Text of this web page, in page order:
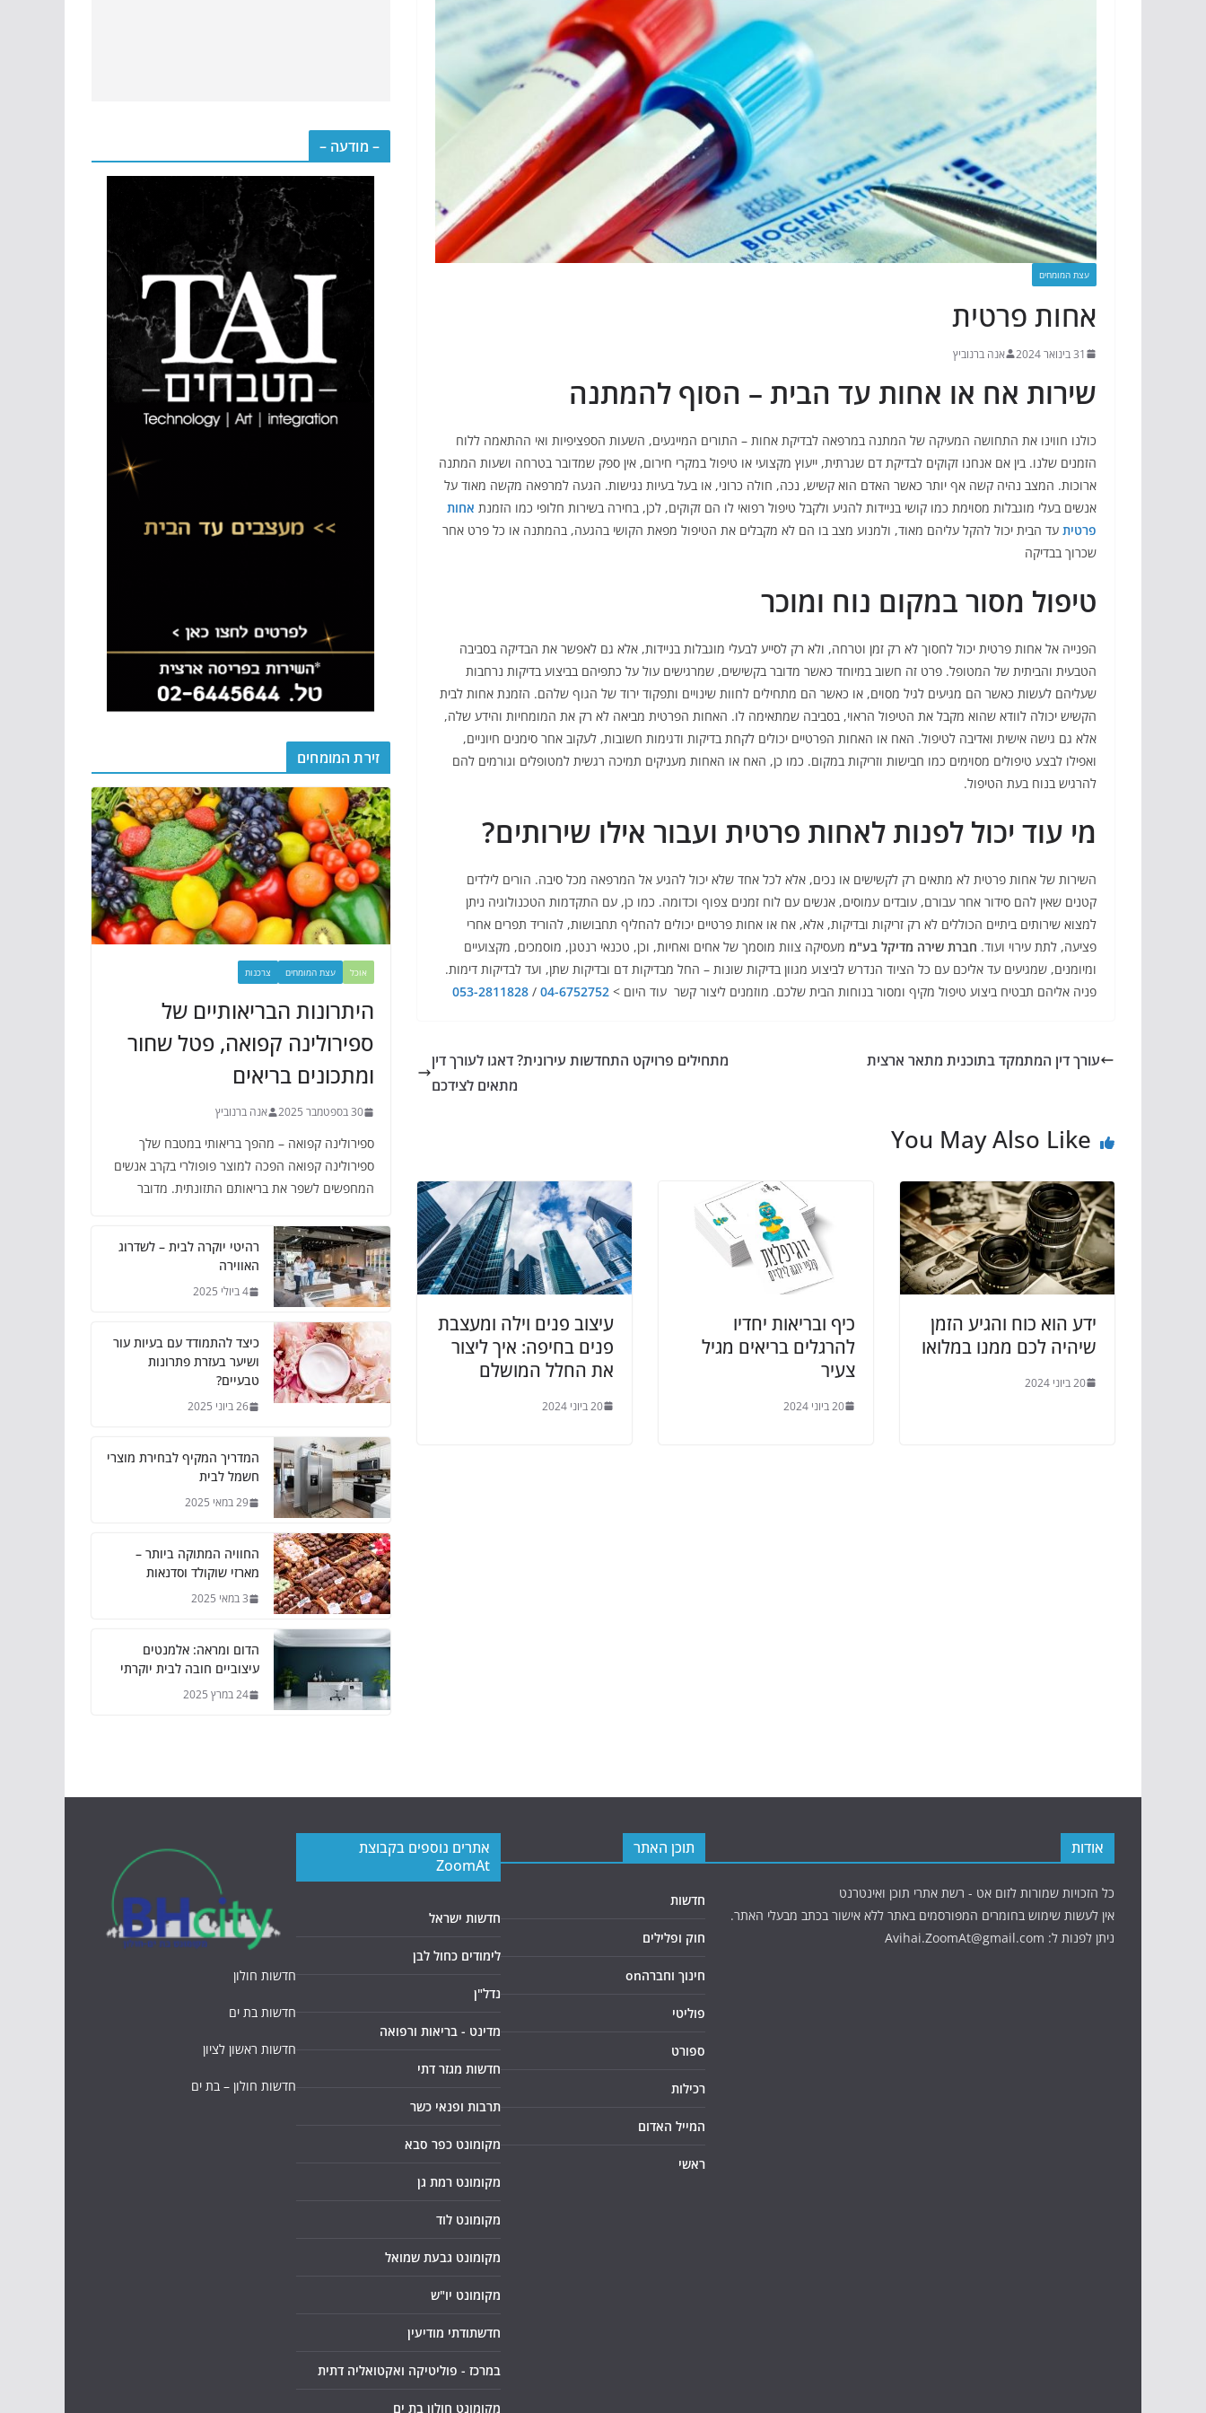
עצת המומחים
אחות פרטית
31 בינואר 2024 אנה ברנוביץ
שירות אח או אחות עד הבית – הסוף להמתנה
כולנו חווינו את התחושה המעיקה של המתנה במרפאה לבדיקת אחות – התורים המייגעים, השעות הספציפיות ואי ההתאמה ללוח
הזמנים שלנו. בין אם אנחנו זקוקים לבדיקת דם שגרתית, ייעוץ מקצועי או טיפול במקרי חירום, אין ספק שמדובר בטרחה ושעות המתנה
ארוכות. המצב נהיה קשה אף יותר כאשר האדם הוא קשיש, נכה, חולה כרוני, או בעל בעיות נגישות. הגעה למרפאה מקשה מאוד על
אנשים בעלי מוגבלות מסוימת כמו קושי בניידות להגיע ולקבל טיפול רפואי לו הם זקוקים, לכן, בחירה בשירות חלופי כמו הזמנת אחות
פרטית עד הבית יכול להקל עליהם מאוד, ולמנוע מצב בו הם לא מקבלים את הטיפול מפאת הקושי בהגעה, בהמתנה או כל פרט אחר
שכרוך בבדיקה
טיפול מסור במקום נוח ומוכר
הפנייה אל אחות פרטית יכול לחסוך לא רק זמן וטרחה, ולא רק לסייע לבעלי מוגבלות בניידות, אלא גם לאפשר את הבדיקה בסביבה
הטבעית והביתית של המטופל. פרט זה חשוב במיוחד כאשר מדובר בקשישים, שמרגישים עול על כתפיהם בביצוע בדיקות נרחבות
שעליהם לעשות כאשר הם מגיעים לגיל מסוים, או כאשר הם מתחילים לחוות שינויים ותפקוד ירוד של הגוף שלהם. הזמנת אחות לבית
הקשיש יכולה לוודא שהוא מקבל את הטיפול הראוי, בסביבה שמתאימה לו. האחות הפרטית מביאה לא רק את המומחיות והידע שלה,
אלא גם גישה אישית ואדיבה לטיפול. האח או האחות הפרטיים יכולים לקחת בדיקות ודגימות חשובות, לעקוב אחר סימנים חיוניים,
ואפילו לבצע טיפולים מסוימים כמו חבישות וזריקות במקום. כמו כן, האח או האחות מעניקים תמיכה רגשית למטופלים וגורמים להם
להרגיש בנוח בעת הטיפול.
מי עוד יכול לפנות לאחות פרטית ועבור אילו שירותים?
השירות של אחות פרטית לא מתאים רק לקשישים או נכים, אלא לכל אחד שלא יכול להגיע אל המרפאה מכל סיבה. הורים לילדים
קטנים שאין להם סידור אחר עבורם, עובדים עמוסים, אנשים עם לוח זמנים צפוף וכדומה. כמו כן, עם התקדמות הטכנולוגיה ניתן
למצוא שירותים ביתיים הכוללים לא רק זריקות ובדיקות, אלא, אח או אחות פרטיים יכולים להחליף תחבושות, להוריד תפרים אחרי
פציעה, לתת עירוי ועוד. חברת שירה מדיקל בע"מ מעסיקה צוות מוסמך של אחים ואחיות, וכן, טכנאי רנטגן, מוסמכים, מקצועיים
ומיומנים, שמגיעים עד אליכם עם כל הציוד הנדרש לביצוע מגוון בדיקות שונות – החל מבדיקות דם ובדיקות שתן, ועד לבדיקות דימות.
פניה אליהם תבטיח ביצוע טיפול מקיף ומסור בנוחות הבית שלכם. מוזמנים ליצור קשר עוד היום > 04-6752752
/
053-2811828
עורך דין המתמקד בתוכנית מתאר ארצית
מתחילים פרויקט התחדשות עירונית? דאגו לעורך דין
מתאים לצידכם
You May Also Like
ידע הוא כוח והגיע הזמן
שיהיה לכם ממנו במלואו
20 ביוני 2024
כיף ובריאות יחדיו
להרגלים בריאים מגיל
צעיר
20 ביוני 2024
עיצוב פנים וילה ומעצבת
פנים בחיפה: איך ליצור
את החלל המושלם
20 ביוני 2024
– מודעה –
זירת המומחים
אוכל עצת המומחים צרכנות
היתרונות הבריאותיים של
ספירולינה קפואה, פטל שחור
ומתכונים בריאים
30 בספטמבר 2025 אנה ברנוביץ
ספירולינה קפואה – מהפך בריאותי במטבח שלך
ספירולינה קפואה הפכה למוצר פופולרי בקרב אנשים
המחפשים לשפר את בריאותם התזונתית. מדובר
רהיטי יוקרה לבית – לשדרוג
האווירה
4 ביולי 2025
כיצד להתמודד עם בעיות עור
ושיער בעזרת פתרונות
טבעיים?
26 ביוני 2025
המדריך המקיף לבחירת מוצרי
חשמל לבית
29 במאי 2025
החוויה המתוקה ביותר –
מארזי שוקולד וסדנאות
3 במאי 2025
הדום ומראה: אלמנטים
עיצוביים חובה לבית יוקרתי
24 במרץ 2025
אודות
כל הזכויות שמורות לזום אט - רשת אתרי תוכן ואינטרנט
אין לעשות שימוש בחומרים המפורסמים באתר ללא אישור בכתב מבעלי האתר.
ניתן לפנות ל: Avihai.ZoomAt@gmail.com
תוכן האתר
חדשות
חוק ופלילים
חינוך וחברהon
פוליטי
ספורט
רכילות
המייל האדום
ראשי
אתרים נוספים בקבוצת
ZoomAt
חדשות ישראל
לימודים כחול לבן
נדל"ן
מדינט - בריאות ורפואה
חדשות מגזר דתי
תרבות ופנאי כשר
מקומונט כפר סבא
מקומונט רמת גן
מקומונט לוד
מקומונט גבעת שמואל
מקומונט יו"ש
חדשתודתי מודיעין
במרכז - פוליטיקה ואקטואליה דתית
מקומונט חולון בת ים
חדשות חולון
חדשות בת ים
חדשות ראשון לציון
חדשות חולון – בת ים